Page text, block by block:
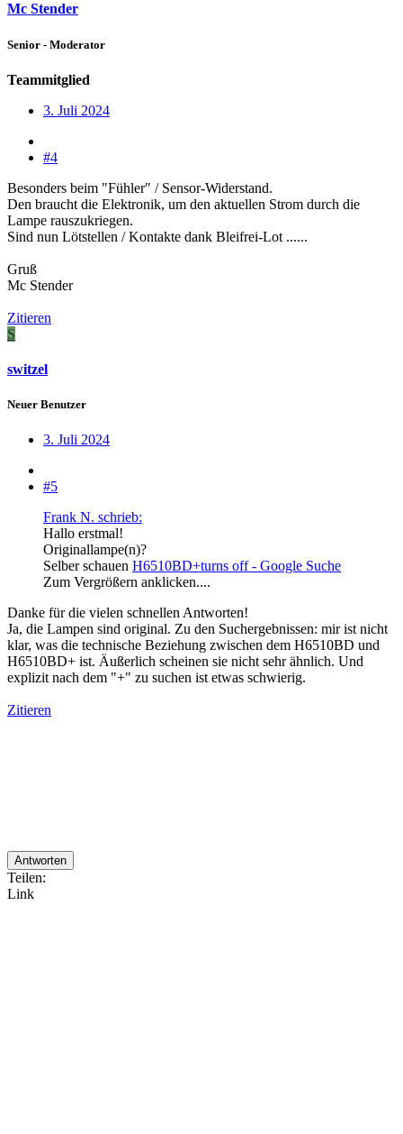
Mc Stender
Senior - Moderator
Teammitglied
3. Juli 2024
#4
Besonders beim "Fühler" / Sensor-Widerstand.
Den braucht die Elektronik, um den aktuellen Strom durch die
Lampe rauszukriegen.
Sind nun Lötstellen / Kontakte dank Bleifrei-Lot ......
Gruß
Mc Stender
Zitieren
S
switzel
Neuer Benutzer
3. Juli 2024
#5
Frank N. schrieb:
Hallo erstmal!
Originallampe(n)?
Selber schauen H6510BD+turns off - Google Suche
Zum Vergrößern anklicken....
Danke für die vielen schnellen Antworten!
Ja, die Lampen sind original. Zu den Suchergebnissen: mir ist nicht
klar, was die technische Beziehung zwischen dem H6510BD und
H6510BD+ ist. Äußerlich scheinen sie nicht sehr ähnlich. Und
explizit nach dem "+" zu suchen ist etwas schwierig.
Zitieren
Antworten
Teilen:
Link